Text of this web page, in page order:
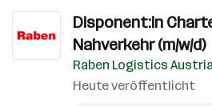
Disponent:in
Nahverkehr (m/w/d)
Raben Logistics
Heute veröffentlicht